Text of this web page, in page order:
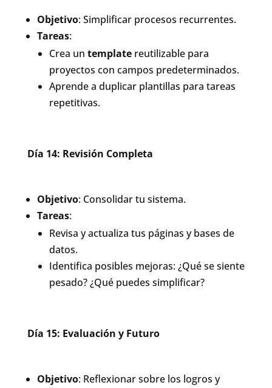
Objetivo: Simplificar procesos recurrentes.
Tareas:
Crea un templatereutilizable para
proyectos con campos predeterminados.
Aprende a duplicar plantillas para tareas
repetitivas.
Día 14: Revisión Completa
Objetivo: Consolidar tu sistema.
Tareas:
Revisa y actualiza tus páginas y bases de
datos.
Identifica posibles mejoras: ¿Qué se siente
pesado? ¿Qué puedes simplificar?
Día 15: Evaluación y Futuro
Objetivo: Reflexionar sobre los logros y